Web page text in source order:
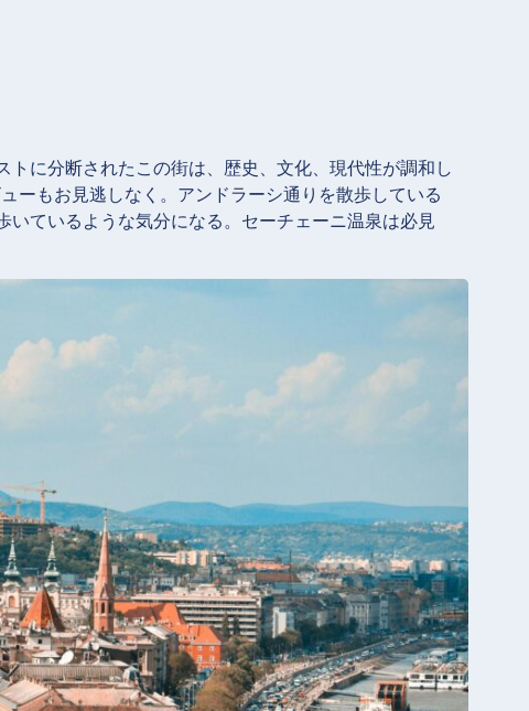
に分断されたこの街は、歴史、文化、現代性が調和し
ーもお見逃しなく。アンドラーシ通りを散歩している
ているような気分になる。セーチェーニ温泉は必見